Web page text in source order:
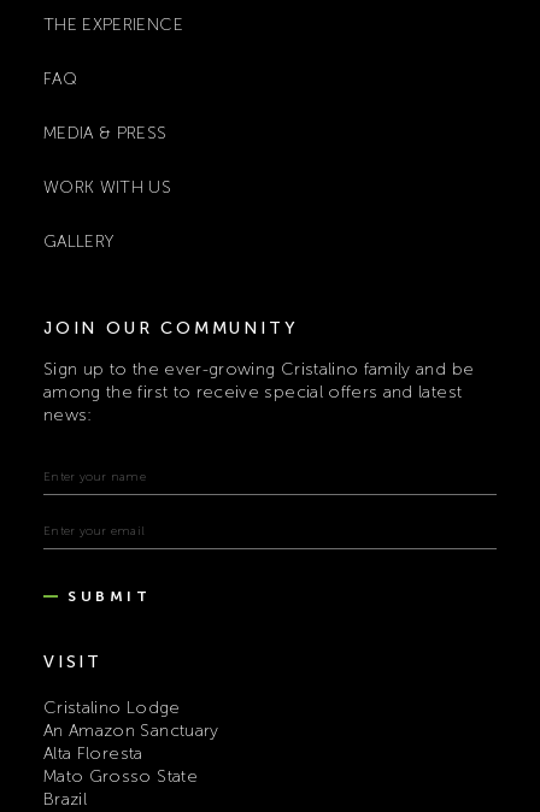
THE EXPERIENCE
FAQ
MEDIA & PRESS
WORK WITH US
GALLERY
JOIN OUR COMMUNITY
Sign up to the ever-growing Cristalino family and be
among the first to receive special offers and latest
news:
SUBMIT
VISIT
Cristalino Lodge
An Amazon Sanctuary
Alta Floresta
Mato Grosso State
Brazil